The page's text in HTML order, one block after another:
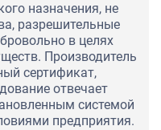
назначения, не
разрешительные
в целях
Производитель
сертификат,
отвечает
системой
предприятия.